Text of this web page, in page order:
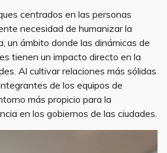
centrados en las personas
necesidad de humanizar la
un ámbito donde las dinámicas de
tienen un impacto directo en la
Al cultivar relaciones más sólidas
de los equipos de
más propicio para la
en los gobiernos de las ciudades.